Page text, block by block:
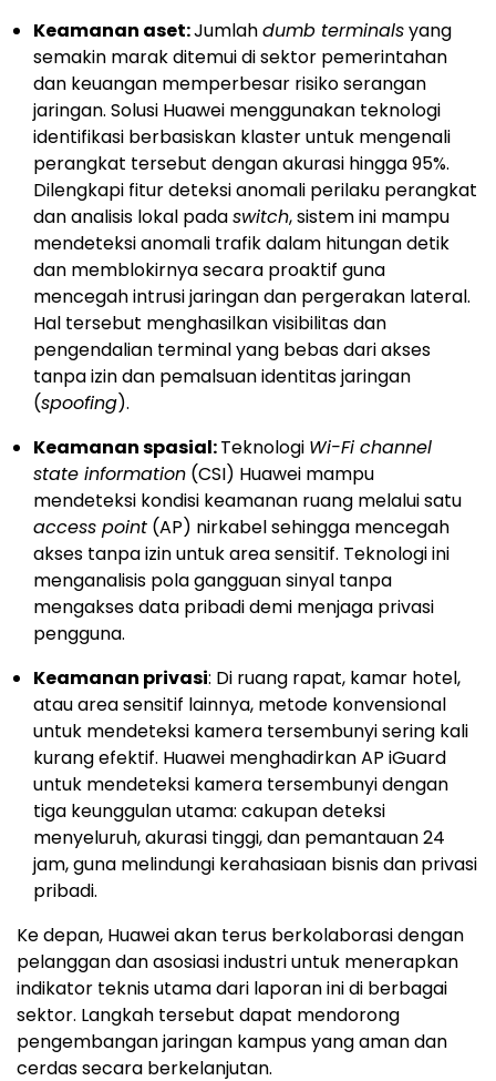
Keamanan aset:Jumlahdumb terminalsyang
semakin marak ditemui di sektor pemerintahan
dan keuangan memperbesar risiko serangan
jaringan. Solusi Huawei menggunakan teknologi
identifikasi berbasiskan klaster untuk mengenali
perangkat tersebut dengan akurasi hingga 95%.
Dilengkapi fitur deteksi anomali perilaku perangkat
dan analisis lokal padaswitch, sistem ini mampu
mendeteksi anomali trafik dalam hitungan detik
dan memblokirnya secara proaktif guna
mencegah intrusi jaringan dan pergerakan lateral.
Hal tersebut menghasilkan visibilitas dan
pengendalian terminal yang bebas dari akses
tanpa izin dan pemalsuan identitas jaringan
(spoofing).
Keamanan spasial:Teknologi Wi-Fi channel
state information (CSI) Huawei mampu
mendeteksi kondisi keamanan ruang melalui satu
access point (AP) nirkabel sehingga mencegah
akses tanpa izin untuk area sensitif. Teknologi ini
menganalisis pola gangguan sinyal tanpa
mengakses data pribadi demi menjaga privasi
pengguna.
Keamanan privasi: Di ruang rapat, kamar hotel,
atau area sensitif lainnya, metode konvensional
untuk mendeteksi kamera tersembunyi sering kali
kurang efektif. Huawei menghadirkan AP iGuard
untuk mendeteksi kamera tersembunyi dengan
tiga keunggulan utama: cakupan deteksi
menyeluruh, akurasi tinggi, dan pemantauan 24
jam, guna melindungi kerahasiaan bisnis dan privasi
pribadi.
Ke depan, Huawei akan terus berkolaborasi dengan
pelanggan dan asosiasi industri untuk menerapkan
indikator teknis utama dari laporan ini di berbagai
sektor. Langkah tersebut dapat mendorong
pengembangan jaringan kampus yang aman dan
cerdas secara berkelanjutan.